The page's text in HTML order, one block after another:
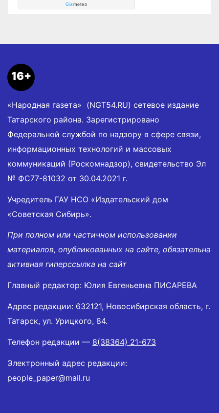
Gismeteo
16+
«Народная газета» (NGT54.RU) сетевое издание
Татарского района. Зарегистрировано
Федеральной службой по надзору в сфере связи,
информационных технологий и массовых
коммуникаций (Роскомнадзор), свидетельство Эл
№ ФС77-81032 от 30.04.2021 г.
Учредитель ГАУ НСО «Издательский дом
«Советская Сибирь».
При полном или частичном использовании
материалов, опубликованных на сайте, обязательна
активная гиперссылка на сайт
Главный редактор: Юлия Евгеньевна ПИСАРЕВА
Адрес редакции: 632121, Новосибирская область, г.
Татарск, ул. Урицкого, 84.
Телефон редакции — 8(38364) 21-673
Электронный адрес редакции:
people_paper@mail.ru